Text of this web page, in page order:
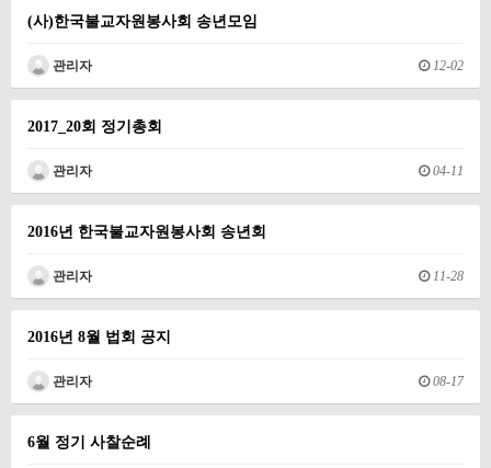
(사)한국불교자원봉사회 송년모임
관리자 12-02
2017_20회 정기총회
관리자 04-11
2016년 한국불교자원봉사회 송년회
관리자 11-28
2016년 8월 법회 공지
관리자 08-17
6월 정기 사찰순례